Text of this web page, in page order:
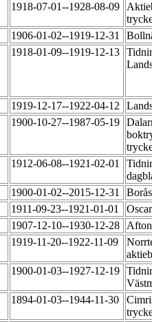
1918-07-01--1928-08-09
1906-01-02--1919-12-31
1918-01-09--1919-12-13
1919-12-17--1922-04-12
1900-10-27--1987-05-19
1912-06-08--1921-02-01
1900-01-02--2015-12-31
1911-09-23--1921-01-01
1907-12-10--1930-12-28
1919-11-20--1922-11-09
1900-01-03--1927-12-19
1894-01-03--1944-11-30